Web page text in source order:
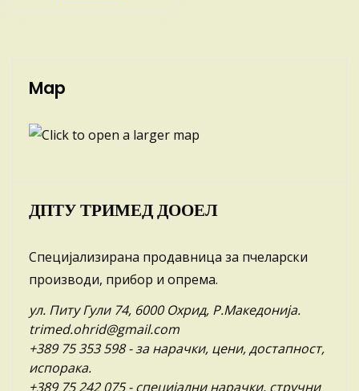
Map
ДПТУ ТРИМЕД ДООЕЛ
Специјализирана продавница за пчеларски
производи, прибор и опрема.
ул. Питу Гули 74, 6000 Охрид, Р.Македонија.
trimed.ohrid@gmail.com
+389 75 353 598- за нарачки, цени, достапност,
испорака.
+389 75 242 075- специјални нарачки, стручни